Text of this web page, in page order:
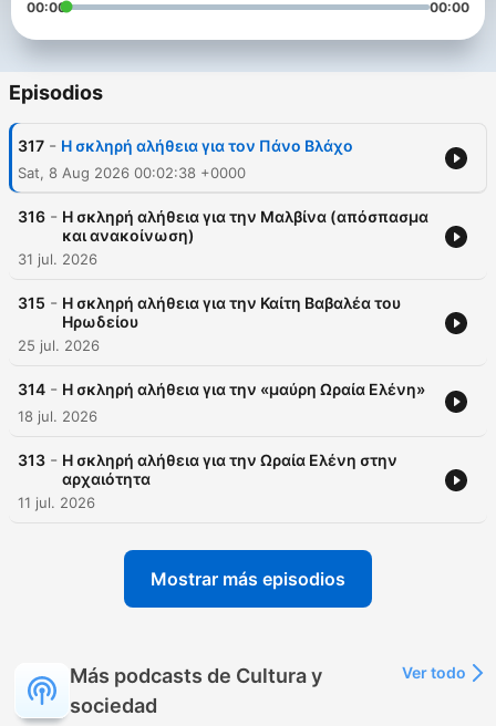
00:00 00:00
Episodios
317 - H σκληρή αλήθεια για τον Πάνο Βλάχο
Sat, 8 Aug 2026 00:02:38 +0000
316 - H σκληρή αλήθεια για την Μαλβίνα (απόσπασμα
και ανακοίνωση)
31 jul. 2026
315 - Η σκληρή αλήθεια για την Καίτη Βαβαλέα του
Ηρωδείου
25 jul. 2026
314 - Η σκληρή αλήθεια για την «μαύρη Ωραία Ελένη»
18 jul. 2026
313 - Η σκληρή αλήθεια για την Ωραία Ελένη στην
αρχαιότητα
11 jul. 2026
Mostrar más episodios
Más podcasts de Cultura y
sociedad
Ver todo